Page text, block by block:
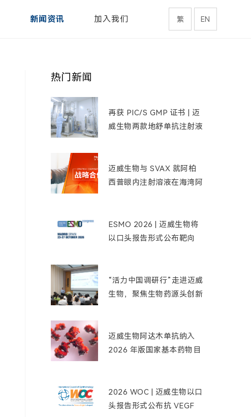
新闻资讯 加入我们 繁 EN
热门新闻
再获 PIC/S GMP 证书 | 迈
威生物两款地舒单抗注射液
迈威生物与 SVAX 就阿柏
西普眼内注射溶液在海湾阿
ESMO 2026 | 迈威生物将
以口头报告形式公布靶向
腺癌患者的最新临床数据
“活力中国调研行”走进迈威
生物，聚焦生物药源头创新
迈威生物阿达木单抗纳入
2026 年版国家基本药物目
2026 WOC | 迈威生物以口
头报告形式公布抗 VEGF